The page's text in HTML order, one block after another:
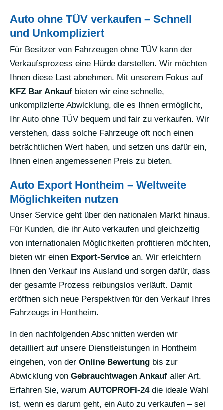
Auto ohne TÜV verkaufen – Schnell
und Unkompliziert
Für Besitzer von Fahrzeugen ohne TÜV kann der
Verkaufsprozess eine Hürde darstellen. Wir möchten
Ihnen diese Last abnehmen. Mit unserem Fokus auf
KFZ Bar Ankauf bieten wir eine schnelle,
unkomplizierte Abwicklung, die es Ihnen ermöglicht,
Ihr Auto ohne TÜV bequem und fair zu verkaufen. Wir
verstehen, dass solche Fahrzeuge oft noch einen
beträchtlichen Wert haben, und setzen uns dafür ein,
Ihnen einen angemessenen Preis zu bieten.
Auto Export Hontheim – Weltweite
Möglichkeiten nutzen
Unser Service geht über den nationalen Markt hinaus.
Für Kunden, die ihr Auto verkaufen und gleichzeitig
von internationalen Möglichkeiten profitieren möchten,
bieten wir einen Export-Service an. Wir erleichtern
Ihnen den Verkauf ins Ausland und sorgen dafür, dass
der gesamte Prozess reibungslos verläuft. Damit
eröffnen sich neue Perspektiven für den Verkauf Ihres
Fahrzeugs in Hontheim.
In den nachfolgenden Abschnitten werden wir
detailliert auf unsere Dienstleistungen in Hontheim
eingehen, von der Online Bewertung bis zur
Abwicklung von Gebrauchtwagen Ankauf aller Art.
Erfahren Sie, warum AUTOPROFI-24die ideale Wahl
ist, wenn es darum geht, ein Auto zu verkaufen – sei